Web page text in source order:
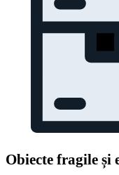
Obiecte fragile și